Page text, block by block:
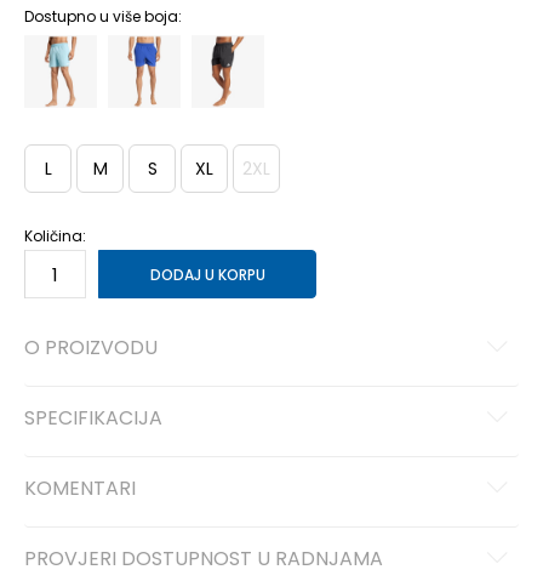
Dostupno u više boja:
L M S XL 2XL
Količina:
DODAJ U KORPU
O PROIZVODU
SPECIFIKACIJA
KOMENTARI
PROVJERI DOSTUPNOST U RADNJAMA